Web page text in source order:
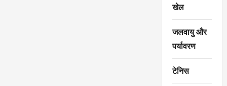
खेल
जलवायु और
पर्यावरण
टेनिस